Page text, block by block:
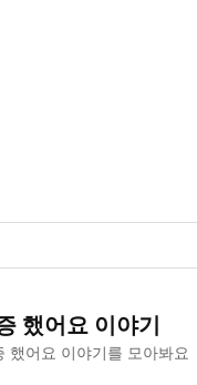
했어요 이야기
했어요 이야기를 모아봐요